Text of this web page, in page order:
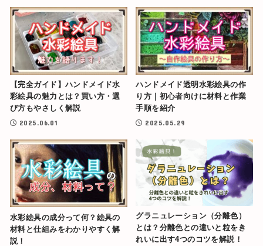
【完全ガイド】ハンドメイド水
彩絵具の魅力とは？買い方・選
び方もやさしく解説
2025.06.01
ハンドメイド透明水彩絵具の作
り方｜初心者向けに材料と作業
手順を紹介
2025.05.29
水彩絵具の成分って何？絵具の
材料と仕組みをわかりやすく解
説！
グラニュレーション（分離色）
とは？分離色との違いと粒をき
れいに出す4つのコツを解説！